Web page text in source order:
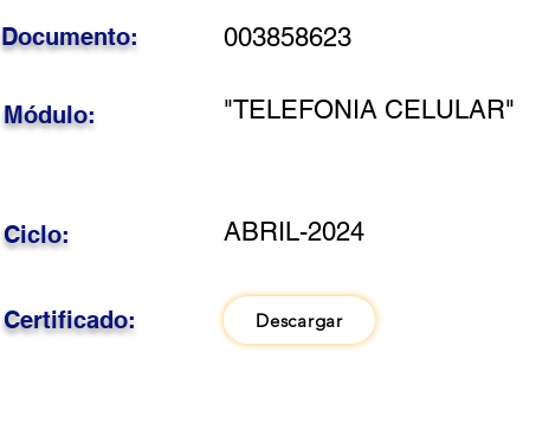
003858623
Documento:
"TELEFONIA CELULAR"
Módulo:
ABRIL-2024
Ciclo:
Certificado: Descargar